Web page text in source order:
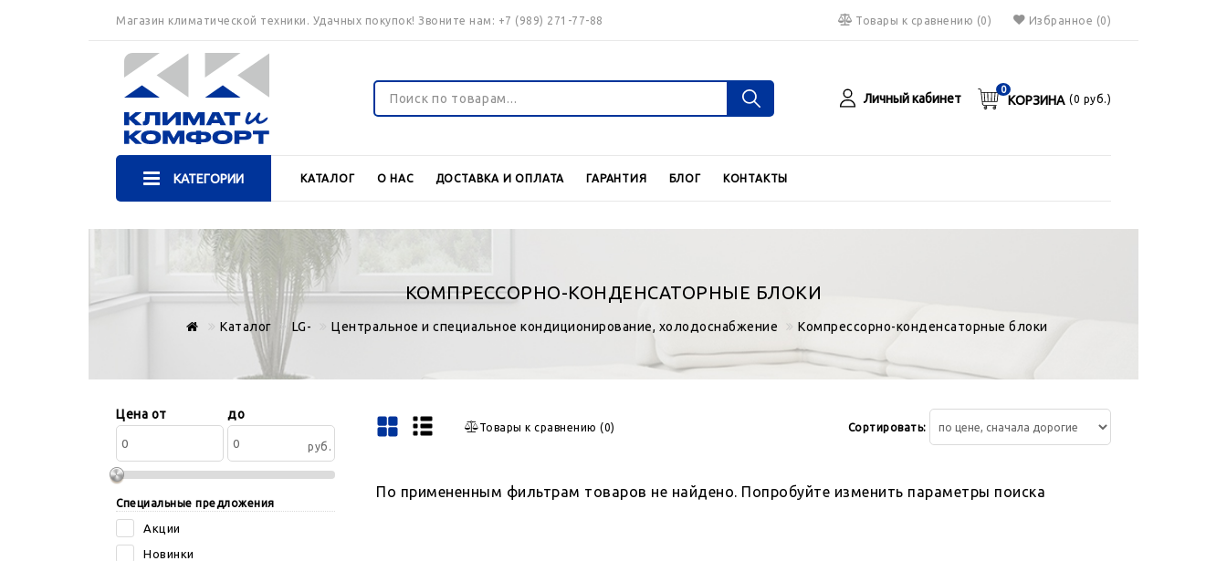
Магазин климатической техники. Удачных покупок! Звоните нам: +7 (989) 271-77-88 Товары к сравнению (0) Избранное (0)
Личный кабинет КОРЗИНА
0
(0 руб.)
КАТЕГОРИИ КАТАЛОГ О НАС ДОСТАВКА И ОПЛАТА ГАРАНТИЯ БЛОГ КОНТАКТЫ
КОМПРЕССОРНО-КОНДЕНСАТОРНЫЕ БЛОКИ
Каталог LG- Центральное и специальное кондиционирование, холодоснабжение Компрессорно-конденсаторные блоки
Сортировать
по:
Цена от до
руб.
Специальные предложения
Акции
Новинки
Товары к сравнению (0) Сортировать:
По примененным фильтрам товаров не найдено. Попробуйте изменить параметры поиска